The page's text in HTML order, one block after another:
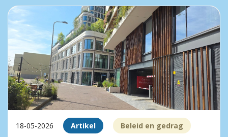
18-05-2026 Artikel Beleid en gedrag